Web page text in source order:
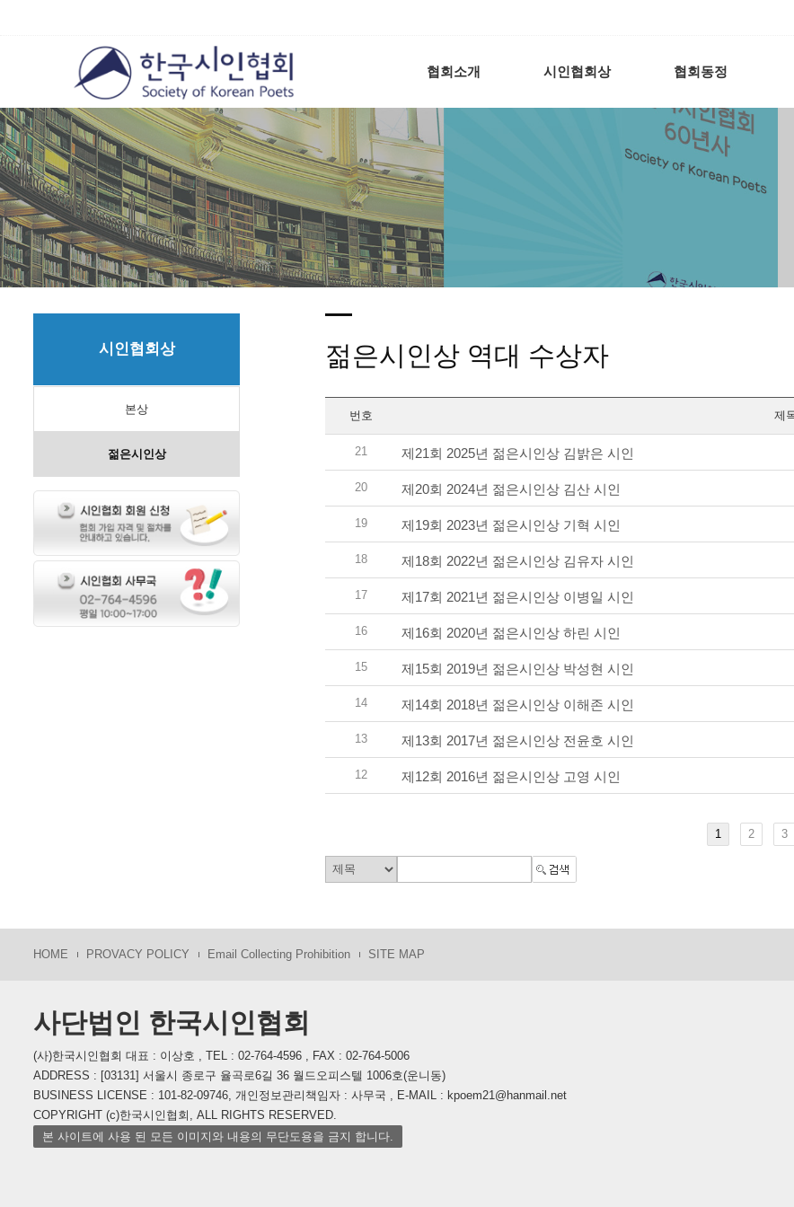
협회소개 시인협회상 협회동정
시인협회상
본상
젊은시인상
젊은시인상 역대 수상자
번호 제
21 제21회 2025년 젊은시인상 김밝은 시인
20 제20회 2024년 젊은시인상 김산 시인
19 제19회 2023년 젊은시인상 기혁 시인
18 제18회 2022년 젊은시인상 김유자 시인
17 제17회 2021년 젊은시인상 이병일 시인
16 제16회 2020년 젊은시인상 하린 시인
15 제15회 2019년 젊은시인상 박성현 시인
14 제14회 2018년 젊은시인상 이해존 시인
13 제13회 2017년 젊은시인상 전윤호 시인
12 제12회 2016년 젊은시인상 고영 시인
1 2 3
HOME PROVACY POLICY Email Collecting Prohibition SITE MAP
사단법인 한국시인협회
(사)한국시인협회 대표 : 이상호 , TEL : 02-764-4596 , FAX : 02-764-5006
ADDRESS : [03131] 서울시 종로구 율곡로6길 36 월드오피스텔 1006호(운니동)
BUSINESS LICENSE : 101-82-09746, 개인정보관리책임자 : 사무국 , E-MAIL : kpoem21@hanmail.net
COPYRIGHT (c)한국시인협회, ALL RIGHTS RESERVED.
본 사이트에 사용 된 모든 이미지와 내용의 무단도용을 금지 합니다.